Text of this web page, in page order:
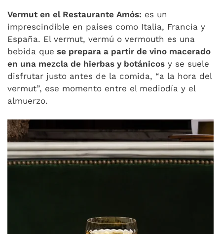
Vermut en el Restaurante Amós: es un
imprescindible en países como Italia, Francia y
España. El vermut, vermú o vermouth es una
bebida que se prepara a partir de vino macerado
en una mezcla de hierbas y botánicos y se suele
disfrutar justo antes de la comida, “a la hora del
vermut”, ese momento entre el mediodía y el
almuerzo.